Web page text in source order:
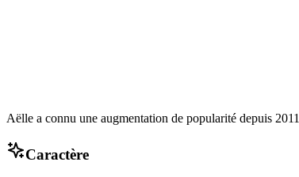
Aëlle a connu une augmentation de popularité depuis
Caractère